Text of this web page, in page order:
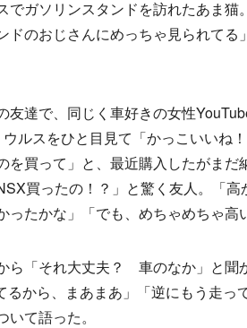
でガソリンスタンドを訪れたあま猫
ドのおじさんにめっちゃ見られて
友達で、同じく車好きの女性
ルスをひと目見て「かっこいいね
を買って」と、最近購入したがま
買ったの！？」と驚く友人。「
ったかな」「でも、めちゃめちゃ高
ら「それ大丈夫？ 車のなか」と聞
るから、まあまあ」「逆にもう走っ
て語った。